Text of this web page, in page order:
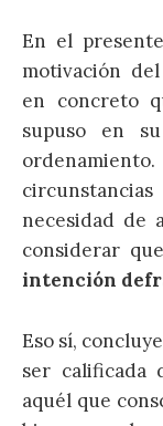
En el
motivación
en concreto
supuso en
necesidad de
considerar
intención
Eso sí,
ser calificada
aquél que